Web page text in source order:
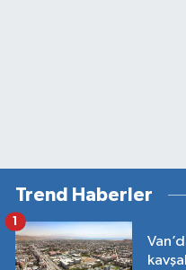
Trend Haberler
1